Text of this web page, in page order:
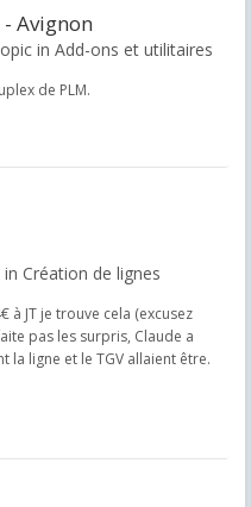
Avignon
in Add-ons et utilitaires
de PLM.
Création de lignes
JT je trouve cela (excusez
pas les surpris, Claude a
la ligne et le TGV allaient être.